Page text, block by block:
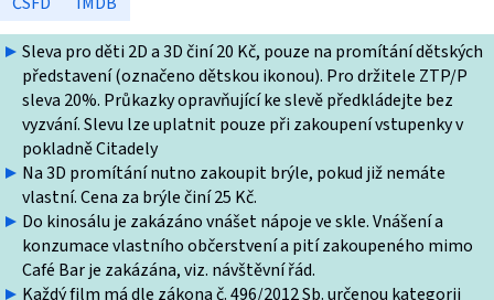
Sleva pro děti 2D a 3D činí 20 Kč, pouze na promítání dětských
představení (označeno dětskou ikonou). Pro držitele ZTP/P
sleva 20%. Průkazky opravňující ke slevě předkládejte bez
vyzvání. Slevu lze uplatnit pouze při zakoupení vstupenky v
pokladně Citadely
Na 3D promítání nutno zakoupit brýle, pokud již nemáte
vlastní. Cena za brýle činí 25 Kč.
Do kinosálu je zakázáno vnášet nápoje ve skle. Vnášení a
konzumace vlastního občerstvení a pití zakoupeného mimo
Café Bar je zakázána, viz. návštěvní řád.
Každý film má dle zákona č. 496/2012 Sb. určenou kategorii